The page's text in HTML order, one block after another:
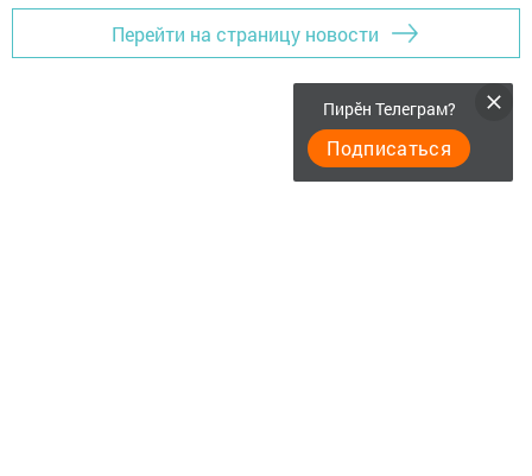
Перейти на страницу новости
Пирӗн Телеграм?
Подписаться